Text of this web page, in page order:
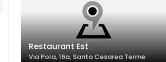
Restaurant Est
Via Pola, 16a, Santa Cesarea Terme